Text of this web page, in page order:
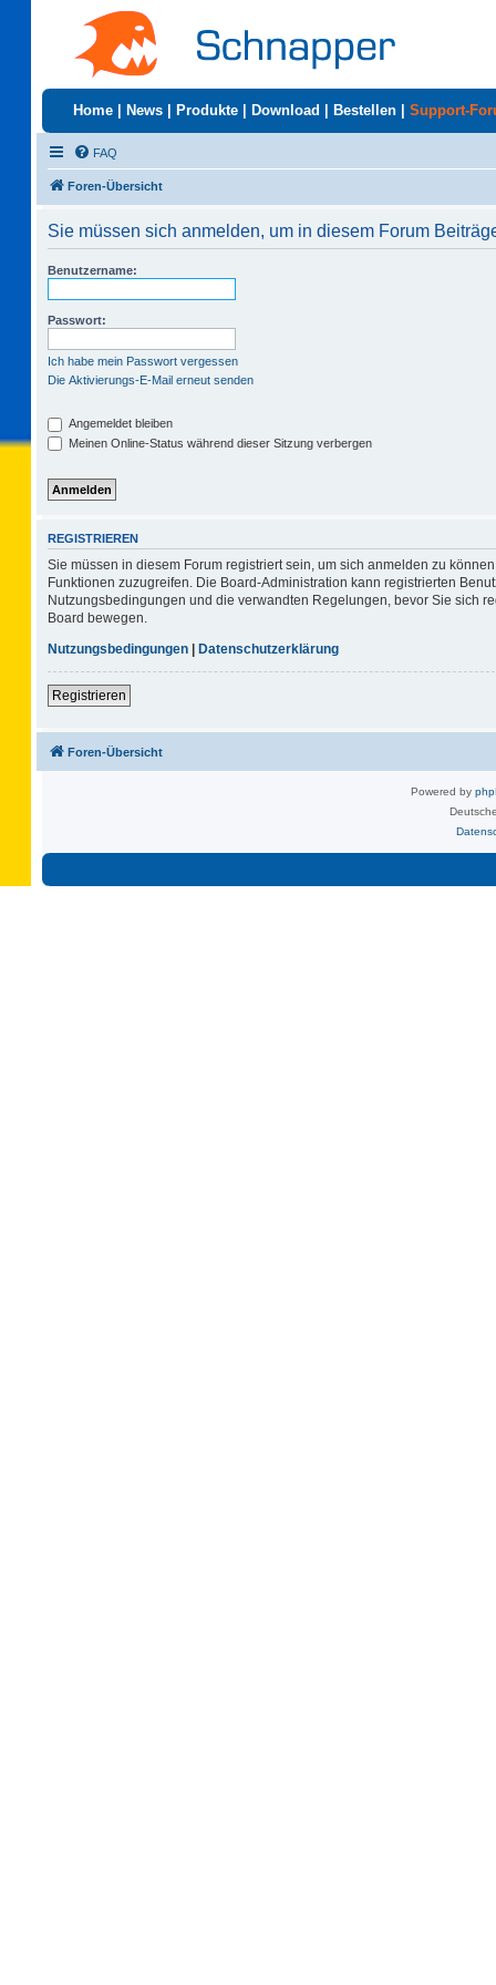
Home News Produkte Download Bestellen Support-
FAQ
Foren-Übersicht
Sie müssen sich anmelden, um in diesem Forum
Benutzername:
Passwort:
Ich habe mein Passwort vergessen
Die Aktivierungs-E-Mail erneut senden
Angemeldet bleiben
Meinen Online-Status während dieser Sitzung verbergen
REGISTRIEREN
Sie müssen in diesem Forum registriert sein, um sich anmelden zu
Funktionen zuzugreifen. Die Board-Administration kann registrierten
Nutzungsbedingungen und die verwandten Regelungen, bevor Sie sich
Board bewegen.
Nutzungsbedingungen | Datenschutzerklärung
Registrieren
Foren-Übersicht
Powered by